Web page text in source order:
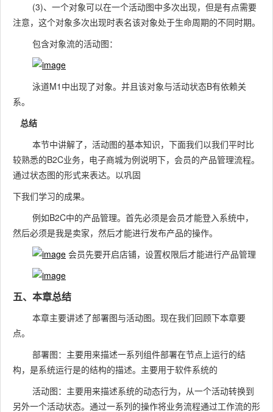
(3)、一个对象可以在一个活动图中多次出现，但是有点需要
注意，这个对象多次出现时表名该对象处于生命周期的不同时期。
包含对象流的活动图：
泳道M1中出现了对象。并且该对象与活动状态B有依赖关
系。
总结
本节中讲解了，活动图的基本知识，下面我们以我们平时比
较熟悉的B2C业务，电子商城为例说明下，会员的产品管理流程。
通过状态图的形式来表达。以巩固
下我们学习的成果。
例如B2C中的产品管理。首先必须是会员才能登入系统中，
然后必须是我是卖家，然后才能进行发布产品的操作。
会员先要开启店铺，设置权限后才能进行产品管理
五、本章总结
本章主要讲述了部署图与活动图。现在我们回顾下本章要
点。
部署图：主要用来描述一系列组件部署在节点上运行的结
构，是系统运行是的结构的描述。主要用于软件系统的
活动图：主要用来描述系统的动态行为，从一个活动转换到
另外一个活动状态。通过一系列的操作将业务流程通过工作流的形